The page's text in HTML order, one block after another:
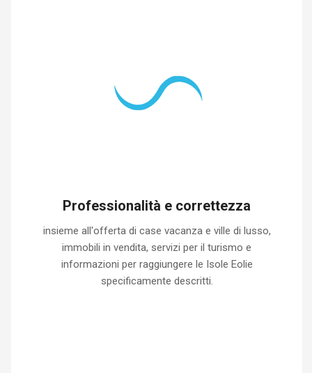
Professionalità e correttezza
insieme all'offerta di case vacanza e ville di lusso,
immobili in vendita, servizi per il turismo e
informazioni per raggiungere le Isole Eolie
specificamente descritti.